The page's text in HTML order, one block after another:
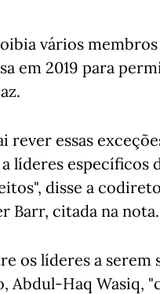
vários
em 2019 para
rever essas
líderes específicos
disse a
Barr, citada na nota.
os líderes a serem
Abdul-Haq Wasiq,